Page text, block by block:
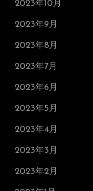
2023年10月
2023年9月
2023年8月
2023年7月
2023年6月
2023年5月
2023年4月
2023年3月
2023年2月